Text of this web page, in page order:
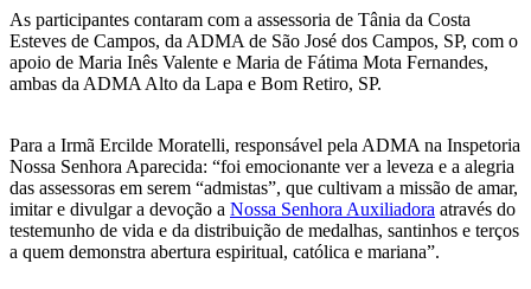
As participantes contaram com a assessoria de Tânia da Costa
Esteves de Campos, da ADMA de São José dos Campos, SP, com o
apoio de Maria Inês Valente e Maria de Fátima Mota Fernandes,
ambas da ADMA Alto da Lapa e Bom Retiro, SP.
Para a Irmã Ercilde Moratelli, responsável pela ADMA na Inspetoria
Nossa Senhora Aparecida: “foi emocionante ver a leveza e a alegria
das assessoras em serem “admistas”, que cultivam a missão de amar,
imitar e divulgar a devoção a Nossa Senhora Auxiliadora através do
testemunho de vida e da distribuição de medalhas, santinhos e terços
a quem demonstra abertura espiritual, católica e mariana”.